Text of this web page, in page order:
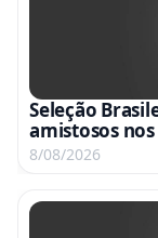
Seleção
amistosos
transmissão da
8/08/2026